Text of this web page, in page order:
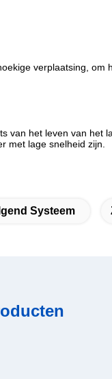
verplaatsing,
van het leven van het
met lage snelheid zijn.
Systeem